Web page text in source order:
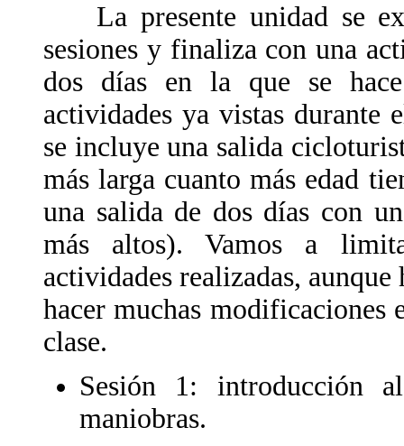
La presente unidad se
sesiones y finaliza con una
dos días en la que se
actividades ya vistas durante
se incluye una salida
más larga cuanto más edad
una salida de dos días con
más altos). Vamos a
actividades realizadas, aunque
hacer muchas
clase.
Sesión 1: introducción
maniobras.